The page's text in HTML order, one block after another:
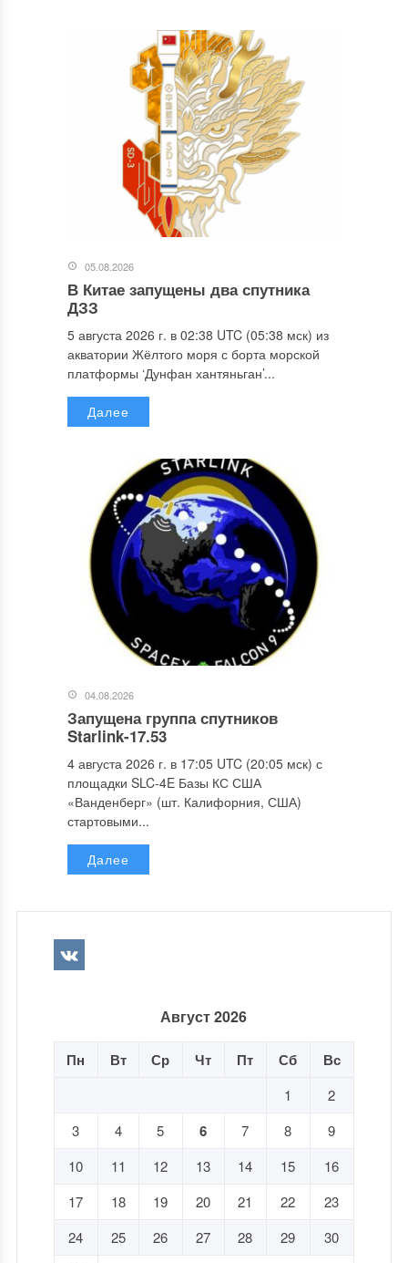
05.08.2026
В Китае запущены два спутника
ДЗЗ
5 августа 2026 г. в 02:38 UTC (05:38 мск) из
акватории Жёлтого моря с борта морской
платформы ‘Дунфан хантяньган’...
Далее
04.08.2026
Запущена группа спутников
Starlink-17.53
4 августа 2026 г. в 17:05 UTC (20:05 мск) с
площадки SLC-4E Базы КС США
«Ванденберг» (шт. Калифорния, США)
стартовыми...
Далее
Август 2026
Пн Вт Ср Чт Пт Сб Вс
1
2
3
4 5 6 7 8
9
10
11 12 13 14 15
16
17
18 19 20 21 22
23
24
25 26 27 28 29
30